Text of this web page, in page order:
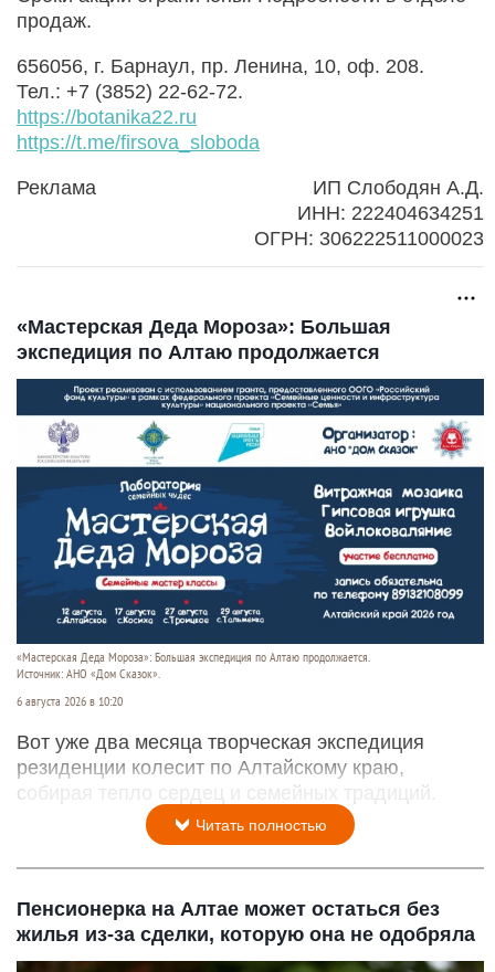
продаж.
656056, г. Барнаул, пр. Ленина, 10, оф. 208.
Тел.: +7 (3852) 22-62-72.
https://botanika22.ru
https://t.me/firsova_sloboda
Реклама
ИП Слободян А.Д.
ИНН: 222404634251
ОГРН: 306222511000023
«Мастерская Деда Мороза»: Большая
экспедиция по Алтаю продолжается
«Мастерская Деда Мороза»: Большая экспедиция по Алтаю продолжается.
Источник: АНО «Дом Сказок».
6 августа 2026 в 10:20
Вот уже два месяца творческая экспедиция
резиденции колесит по Алтайскому краю,
собирая тепло сердец и семейных традиций.
Читать полностью
Пенсионерка на Алтае может остаться без
жилья из-за сделки, которую она не одобряла